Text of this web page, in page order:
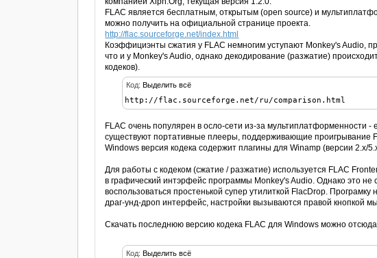
FLAC является бесплатным, открытым (open source) и
можно получить на официальной странице проекта.
http://flac.sourceforge.net/index.html
Коэффициэнты сжатия у FLAC немногим уступают Monkey's Audio,
что и у Monkey's Audio, однако декодирование (разжатие)
кодеков).
Код:Выделить всё
http://flac.sourceforge.net/ru/comparison.html
FLAC очень популярен в осло-сети из-за мультиплатформенности
существуют портативные плееры, поддерживающие проигрывание
Windows версия кодека содержит плагины для Winamp (версии 2.х/
Для работы с кодеком (сжатие / разжатие) используется FLAC
в графический интэрфейс программы Monkey's Audio. Однако это
воспользоваться простенькой супер утилиткой FlacDrop.
драг-унд-дроп интерфейс, настройки вызываются правой кнопкой
Скачать последнюю версию кодека FLAC для Windows можно
Код:Выделить всё